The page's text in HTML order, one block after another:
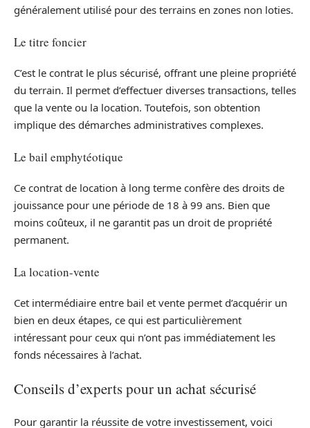
généralement utilisé pour des terrains en zones non loties.
Le titre foncier
C’est le contrat le plus sécurisé, offrant une pleine propriété
du terrain. Il permet d’effectuer diverses transactions, telles
que la vente ou la location. Toutefois, son obtention
implique des démarches administratives complexes.
Le bail emphytéotique
Ce contrat de location à long terme confère des droits de
jouissance pour une période de 18 à 99 ans. Bien que
moins coûteux, il ne garantit pas un droit de propriété
permanent.
La location-vente
Cet intermédiaire entre bail et vente permet d’acquérir un
bien en deux étapes, ce qui est particulièrement
intéressant pour ceux qui n’ont pas immédiatement les
fonds nécessaires à l’achat.
Conseils d’experts pour un achat sécurisé
Pour garantir la réussite de votre investissement, voici